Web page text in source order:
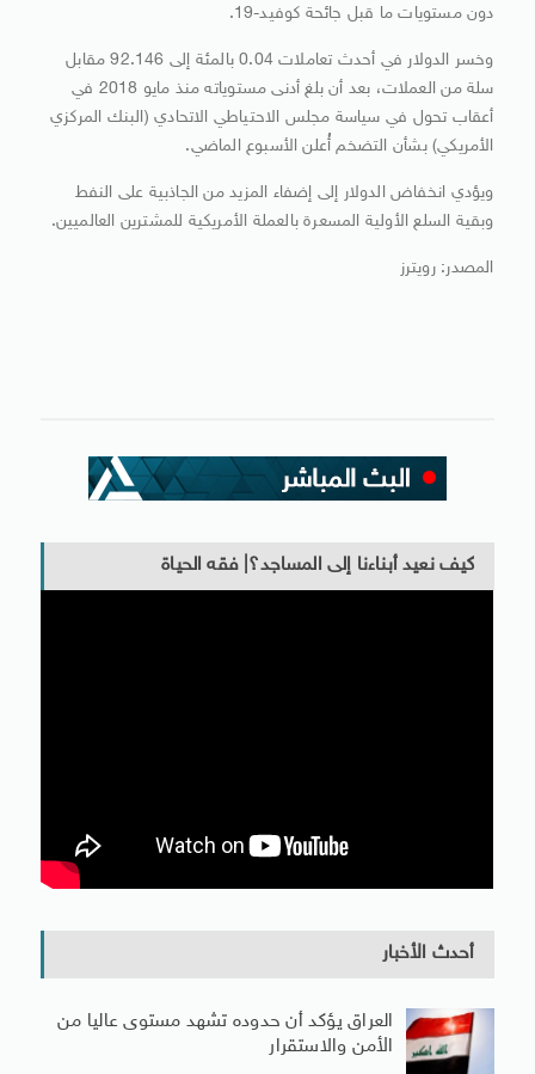
دون مستويات ما قبل جائحة كوفيد-19.
وخسر الدولار في أحدث تعاملات 0.04 بالمئة إلى 92.146 مقابل
سلة من العملات، بعد أن بلغ أدنى مستوياته منذ مايو 2018 في
أعقاب تحول في سياسة مجلس الاحتياطي الاتحادي (البنك المركزي
الأمريكي) بشأن التضخم أُعلن الأسبوع الماضي.
ويؤدي انخفاض الدولار إلى إضفاء المزيد من الجاذبية على النفط
وبقية السلع الأولية المسعرة بالعملة الأمريكية للمشترين العالميين.
المصدر: رويترز
كيف نعيد أبناءنا إلى المساجد؟| فقه الحياة
أحدث الأخبار
العراق يؤكد أن حدوده تشهد مستوى عاليا من
الأمن والاستقرار